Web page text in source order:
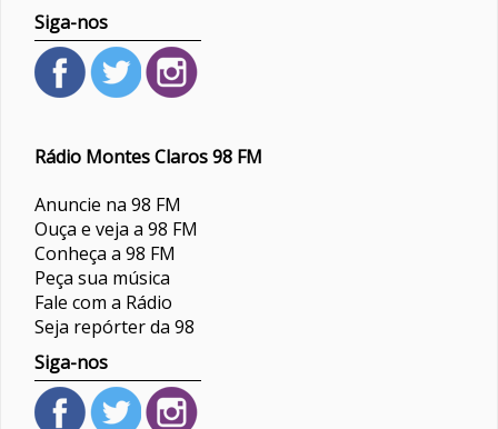
Siga-nos
Rádio Montes Claros 98 FM
Anuncie na 98 FM
Ouça e veja a 98 FM
Conheça a 98 FM
Peça sua música
Fale com a Rádio
Seja repórter da 98
Siga-nos